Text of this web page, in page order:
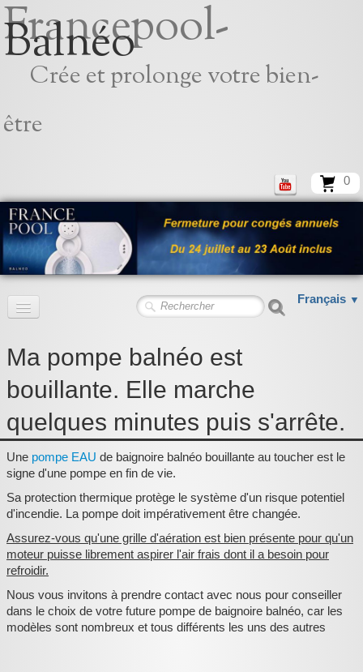
Francepool-
Balnéo
Crée et prolonge votre bien-
être
0
Français ▼
Pièces détachées
Pompes Piscine
Kits baignoires
Pour l'entretien
Pour le bain
Les bonnes affaires
Composants électroniques
F.A.Q (Foire aux questions)
Ma pompe balnéo est
bouillante. Elle marche
quelques minutes puis s'arrête.
Une pompe EAU de baignoire balnéo bouillante au toucher est le
signe d'une pompe en fin de vie.
Sa protection thermique protège le système d'un risque potentiel
d'incendie. La pompe doit impérativement être changée.
Assurez-vous qu'une grille d'aération est bien présente pour qu'un
moteur puisse librement aspirer l'air frais dont il a besoin pour
refroidir.
Nous vous invitons à prendre contact avec nous pour conseiller
dans le choix de votre future pompe de baignoire balnéo, car les
modèles sont nombreux et tous différents les uns des autres